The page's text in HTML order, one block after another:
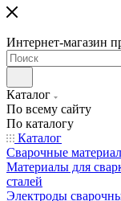
Интернет-магазин
Каталог
По всему сайту
По каталогу
Каталог
Сварочные
Материалы для
сталей
Электроды